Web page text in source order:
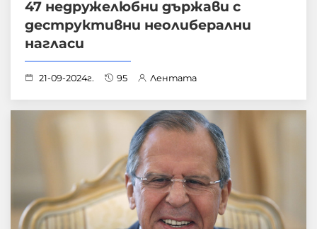
47 недружелюбни държави с
деструктивни неолиберални
нагласи
21-09-2024г. 95 Лентата